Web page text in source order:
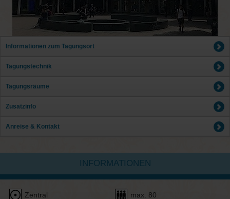
Informationen zum Tagungsort
Tagungstechnik
Tagungsräume
Zusatzinfo
Anreise & Kontakt
INFORMATIONEN
Zentral
max. 80